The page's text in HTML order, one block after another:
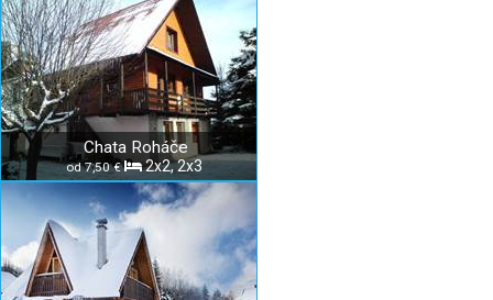
Chata Roháče
od 7,50 € 2x2, 2x3